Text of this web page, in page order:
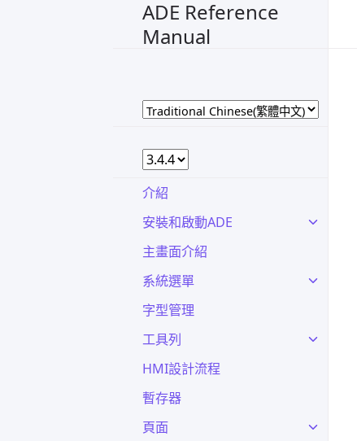
ADE Reference
Manual
介紹
安裝和啟動ADE
主畫面介紹
系統選單
字型管理
工具列
HMI設計流程
暫存器
頁面